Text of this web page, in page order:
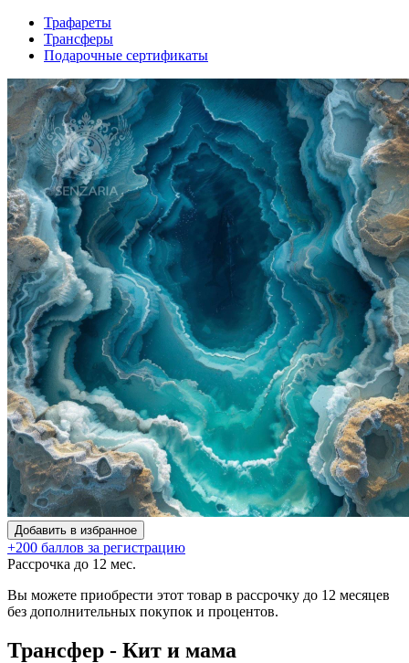
Трафареты
Трансферы
Подарочные сертификаты
Добавить в избранное
+200 баллов за регистрацию
Рассрочка до 12 мес.
Вы можете приобрести этот товар в рассрочку до 12 месяцев
без дополнительных покупок и процентов.
Трансфер - Кит и мама